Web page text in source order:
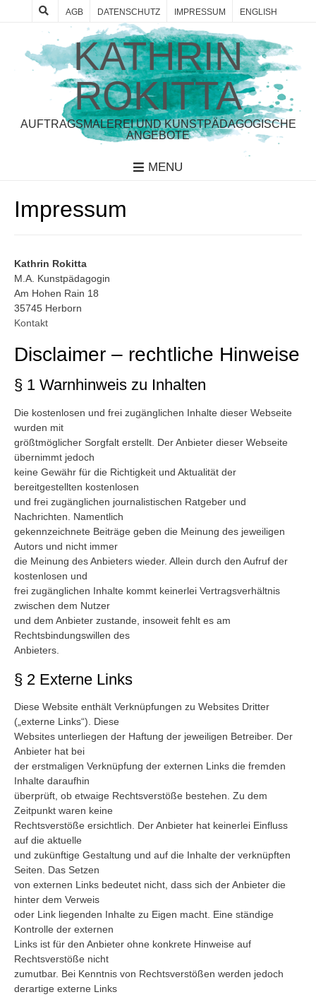
AGB DATENSCHUTZ IMPRESSUM ENGLISH
KATHRIN
ROKITTA
AUFTRAGSMALEREI UND KUNSTPÄDAGOGISCHE
ANGEBOTE
MENU
Impressum
Kathrin Rokitta
M.A. Kunstpädagogin
Am Hohen Rain 18
35745 Herborn
Kontakt
Disclaimer – rechtliche Hinweise
§ 1 Warnhinweis zu Inhalten
Die kostenlosen und frei zugänglichen Inhalte dieser Webseite
wurden mit
größtmöglicher Sorgfalt erstellt. Der Anbieter dieser Webseite
übernimmt jedoch
keine Gewähr für die Richtigkeit und Aktualität der
bereitgestellten kostenlosen
und frei zugänglichen journalistischen Ratgeber und
Nachrichten. Namentlich
gekennzeichnete Beiträge geben die Meinung des jeweiligen
Autors und nicht immer
die Meinung des Anbieters wieder. Allein durch den Aufruf der
kostenlosen und
frei zugänglichen Inhalte kommt keinerlei Vertragsverhältnis
zwischen dem Nutzer
und dem Anbieter zustande, insoweit fehlt es am
Rechtsbindungswillen des
Anbieters.
§ 2 Externe Links
Diese Website enthält Verknüpfungen zu Websites Dritter
(„externe Links“). Diese
Websites unterliegen der Haftung der jeweiligen Betreiber. Der
Anbieter hat bei
der erstmaligen Verknüpfung der externen Links die fremden
Inhalte daraufhin
überprüft, ob etwaige Rechtsverstöße bestehen. Zu dem
Zeitpunkt waren keine
Rechtsverstöße ersichtlich. Der Anbieter hat keinerlei Einfluss
auf die aktuelle
und zukünftige Gestaltung und auf die Inhalte der verknüpften
Seiten. Das Setzen
von externen Links bedeutet nicht, dass sich der Anbieter die
hinter dem Verweis
oder Link liegenden Inhalte zu Eigen macht. Eine ständige
Kontrolle der externen
Links ist für den Anbieter ohne konkrete Hinweise auf
Rechtsverstöße nicht
zumutbar. Bei Kenntnis von Rechtsverstößen werden jedoch
derartige externe Links